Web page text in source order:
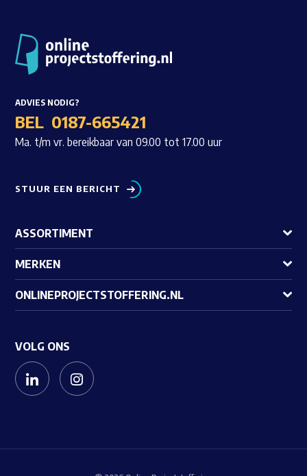
ADVIES NODIG?
BEL 0187-665421
Ma. t/m vr. bereikbaar van 09.00 tot 17.00 uur
STUUR EEN BERICHT
ASSORTIMENT
MERKEN
ONLINEPROJECTSTOFFERING.NL
VOLG ONS